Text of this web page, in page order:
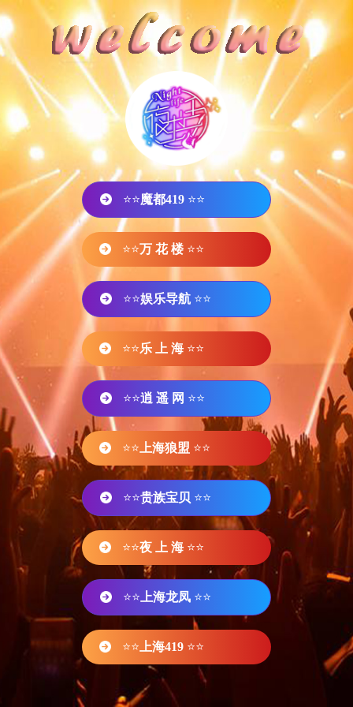
⭐⭐魔都419 ⭐⭐
⭐⭐万 花 楼 ⭐⭐
⭐⭐娱乐导航 ⭐⭐
⭐⭐乐 上 海 ⭐⭐
⭐⭐逍 遥 网 ⭐⭐
⭐⭐ 上海狼盟 ⭐⭐
⭐⭐贵族宝贝 ⭐⭐
⭐⭐夜 上 海 ⭐⭐
⭐⭐ 上海龙凤 ⭐⭐
⭐⭐ 上海419 ⭐⭐